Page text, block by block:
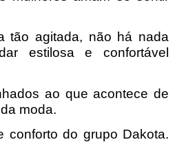
tão agitada, não há nada
estilosa e confortável
ao que acontece de
moda.
conforto do grupo Dakota.